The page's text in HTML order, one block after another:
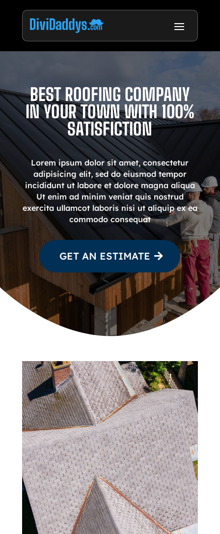
BEST ROOFING COMPANY
IN YOUR TOWN WITH 100%
SATISFICTION
Lorem ipsum dolor sit amet, consectetur
adipisicing elit, sed do eiusmod tempor
incididunt ut labore et dolore magna aliqua
Ut enim ad minim veniat quis nostrud
exercita ullamcot laboris nisi ut aliquip ex ea
commodo consequat
GET AN ESTIMATE